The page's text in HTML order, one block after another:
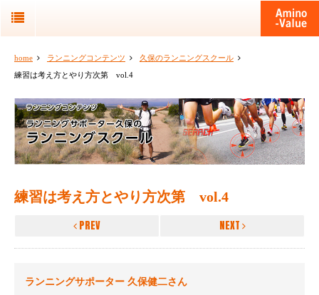
home ランニングコンテンツ
久保のランニングスクール
練習は考え方とやり方次第 vol.4
練習は考え方とやり方次第 vol.4
PREV NEXT
ランニングサポーター 久保健二さん